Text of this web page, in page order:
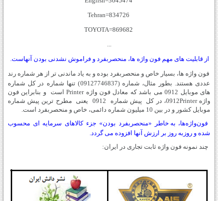
Tehran=834726
TOYOTA=869682
از قابلیت های مهم فون واژه ها، منحصربفرد و فراموش نشدنی بودن آنهاست.
فون واژه ها، بسیار خاص و منحصربفرد بوده و به یاد ماندنی تر از هر شماره رند
عددی هستند. بطور مثال، شماره (09127746837) تنها شماره در کل شماره
های موبایل 0912 می باشد که معادل فون واژه Printer
است
و بنابراین فون
واژه0912Printer، در کل پیش شماره 0912 یعنی
مطرح ترین پیش شماره
موبایل کشور و در بین 10 میلیون شماره دائمی، خاص و منحصربفرد است
.
فون‌واژه‌ها، به خاطر «منحصربفرد بودن» جزء کالاهای سرمایه ای محسوب
شده و روزبه روز بر ارزش آنها افزوده می گردد
چند نمونه فون واژه ثابت تجاری در ایران: